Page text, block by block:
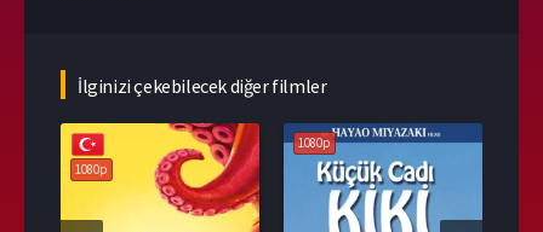
İlginizi çekebilecek diğer filmler
1080p
1080p